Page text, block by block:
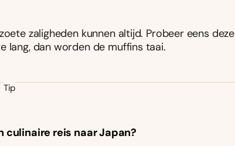
zaligheden kunnen altijd. Probeer eens deze
lang, dan worden de muffins taai.
Tip
culinaire reis naar Japan?